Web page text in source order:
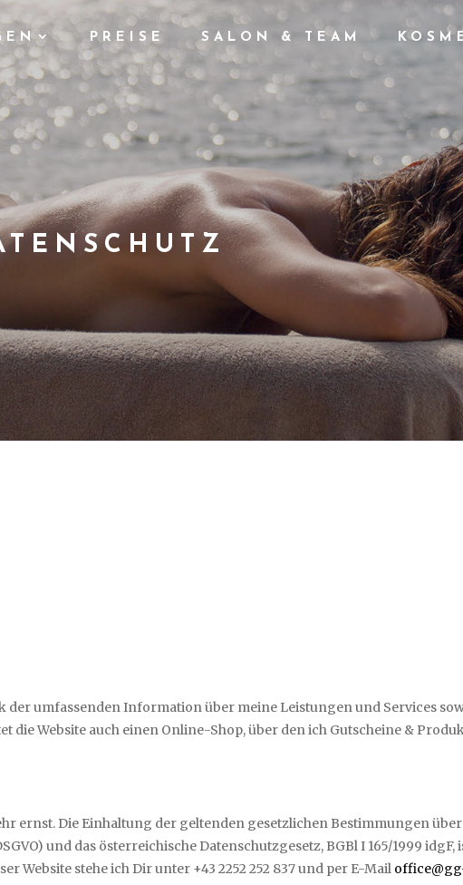
PREISE SALON & TEAM
der umfassenden Information über meine Leistungen und Services
Website auch einen Online-Shop, über den ich Gutscheine &
ernst. Die Einhaltung der geltenden gesetzlichen Bestimmungen
und das österreichische Datenschutzgesetz, BGBl I 165/1999
Website stehe ich Dir unter +43 2252 252 837 und per E-Mail